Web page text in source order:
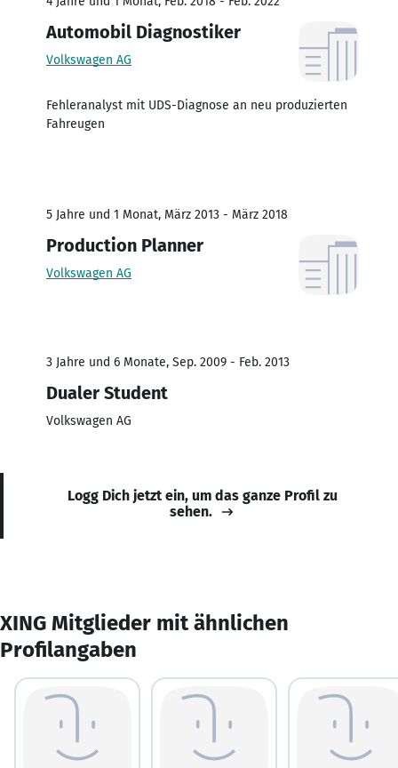
Automobil Diagnostiker
Volkswagen AG
Fehleranalyst mit UDS-Diagnose an neu produzierten
Fahreugen
5 Jahre und 1 Monat, März 2013 - März 2018
Production Planner
Volkswagen AG
3 Jahre und 6 Monate, Sep. 2009 - Feb. 2013
Dualer Student
Volkswagen AG
Logg Dich jetzt ein, um das ganze Profil zu
sehen.
XING Mitglieder mit ähnlichen
Profilangaben